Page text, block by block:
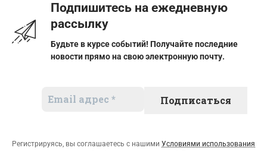
Подпишитесь на ежедневную
рассылку
Будьте в курсе событий! Получайте последние
новости прямо на свою электронную почту.
Регистрируясь, вы соглашаетесь с нашими Условиями использования